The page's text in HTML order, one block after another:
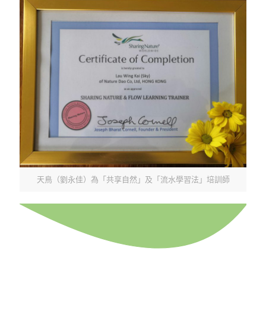
天鳥（劉永佳）為「共享自然」及「流水學習法」培訓師